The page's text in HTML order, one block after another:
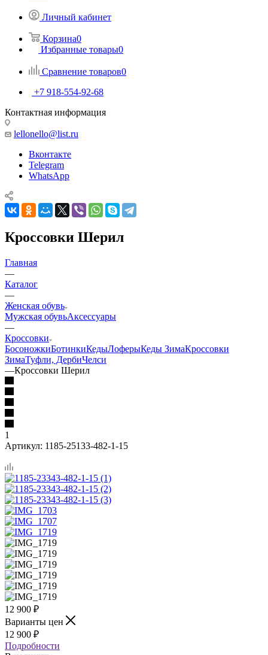
Личный кабинет
Корзина0
Избранные товары0
Сравнение товаров0
+7 918-554-92-68
Контактная информация
lellonello@list.ru
Вконтакте
Telegram
WhatsApp
Кроссовки Шерил
Главная
—
Каталог
—
Женская обувь
Мужская обувьАксессуары
—
Кроссовки
БосоножкиБотинкиКедыЛоферыКеды ЗимаКроссовки
ЗимаТуфли, ДербиЧелси
—Кроссовки Шерил
1
Артикул: 1185-25133-482-1-15
12 900 ₽
Варианты цен
12 900 ₽
Подробности